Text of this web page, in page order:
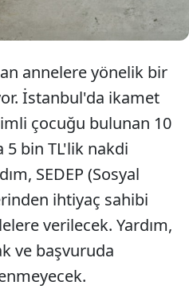
annelere yönelik bir
İstanbul'da ikamet
çocuğu bulunan 10
5 bin TL'lik nakdi
SEDEP (Sosyal
ihtiyaç sahibi
verilecek. Yardım,
ve başvuruda